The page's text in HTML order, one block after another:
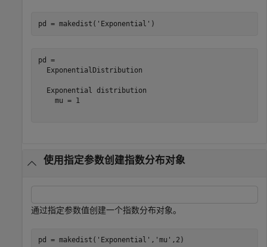
pd = makedist( 'Exponential' )
pd =
  ExponentialDistribution
  Exponential distribution
    mu = 1
使用指定参数创建指数分布对象
通过指定参数值创建一个指数分布对象。
pd = makedist( 'Exponential' , 'mu' ,2)